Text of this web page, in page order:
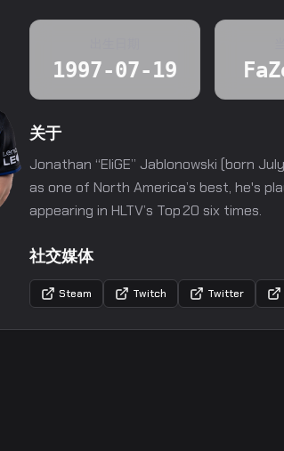
1997-07-19
关于
Jonathan “EliGE” Jablonowski (born
as one of North America’s best, he's
appearing in HLTV’s Top 20 six times.
社交媒体
Steam Twitch Twitter